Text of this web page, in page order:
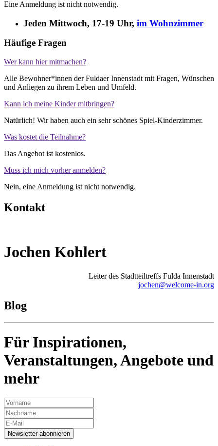
Eine Anmeldung ist nicht notwendig.
Jeden Mittwoch, 17-19 Uhr, im Wohnzimmer
Häufige Fragen
Wer kann hier mitmachen?
Alle Bewohner*innen der Fuldaer Innenstadt mit Fragen, Wünschen
und Anliegen zu ihrem Leben und Umfeld.
Kann ich meine Kinder mitbringen?
Natürlich! Wir haben auch ein sehr schönes Spiel-Kinderzimmer.
Was kostet die Teilnahme?
Das Angebot ist kostenlos.
Muss ich mich vorher anmelden?
Nein, eine Anmeldung ist nicht notwendig.
Kontakt
Jochen Kohlert
Leiter des Stadtteiltreffs Fulda Innenstadt
jochen@welcome-in.org
Blog
Für Inspirationen,
Veranstaltungen, Angebote und
mehr
Newsletter abonnieren